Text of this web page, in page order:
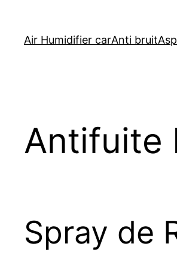
content
Air Humidifier carAnti bruit
Antifuite
Spray de